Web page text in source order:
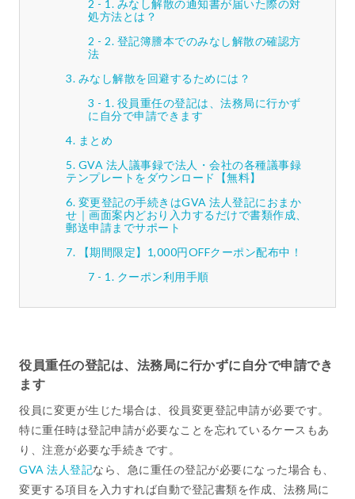
みなし解散の通知書が届いた際の対
処方法とは？
登記簿謄本でのみなし解散の確認方
法
みなし解散を回避するためには？
役員重任の登記は、法務局に行かず
に自分で申請できます
まとめ
GVA 法人議事録で法人・会社の各種議事録
テンプレートをダウンロード【無料】
変更登記の手続きはGVA 法人登記におまか
せ｜画面案内どおり入力するだけで書類作成、
郵送申請までサポート
【期間限定】1,000円OFFクーポン配布中！
クーポン利用手順
役員重任の登記は、法務局に行かずに自分で申請でき
ます
役員に変更が生じた場合は、役員変更登記申請が必要です。
特に重任時は登記申請が必要なことを忘れているケースもあ
り、注意が必要な手続きです。
GVA 法人登記なら、急に重任の登記が必要になった場合も、
変更する項目を入力すれば自動で登記書類を作成、法務局に